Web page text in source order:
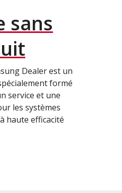
sans
Dealer est un
formé
service et une
les systèmes
haute efficacité